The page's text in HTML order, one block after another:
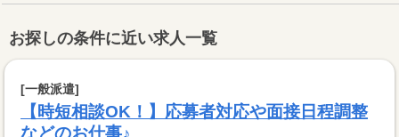
お探しの条件に近い求人一覧
[一般派遣]
【時短相談OK！】応募者対応や面接日程調整
などのお仕事♪